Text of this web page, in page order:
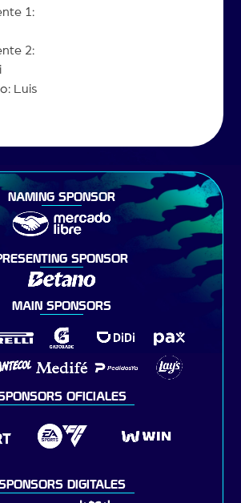
1:
2:
Luis
NAMING SPONSOR
SPONSOR
MAIN SPONSORS
OFICIALES
DIGITALES